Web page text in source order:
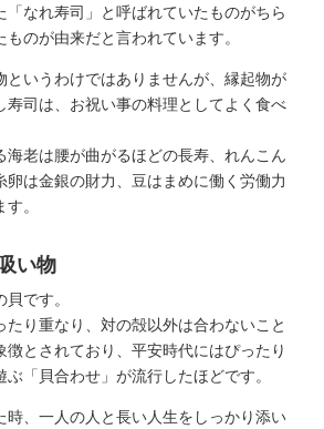
「なれ寿司」と呼ばれていたものがちら
ものが由来だと言われています。
というわけではありませんが、縁起物が
寿司は、お祝い事の料理としてよく食べ
海老は腰が曲がるほどの長寿、れんこん
卵は金銀の財力、豆はまめに働く労働力
。
い物
です。
たり重なり、対の殻以外は合わないこと
徴とされており、平安時代にはぴったり
「貝合わせ」が流行したほどです。
時、一人の人と長い人生をしっかり添い